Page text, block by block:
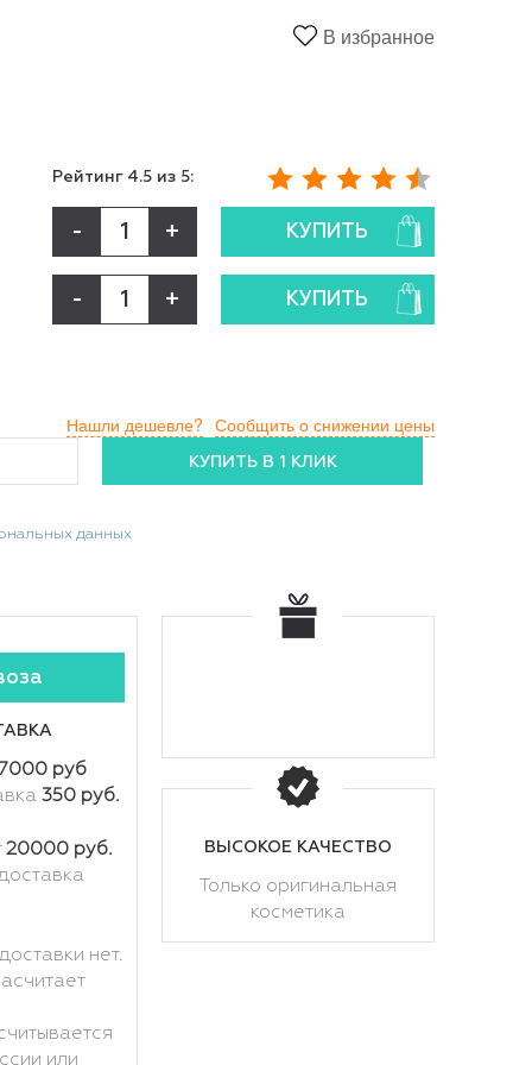
В избранное
Рейтинг 4.5 из 5:
- + КУПИТЬ
- + КУПИТЬ
Нашли дешевле? Сообщить о снижении цены
данных
руб
350 руб.
20000 руб.
нет.
или
ВЫСОКОЕ КАЧЕСТВО
Только оригинальная
косметика